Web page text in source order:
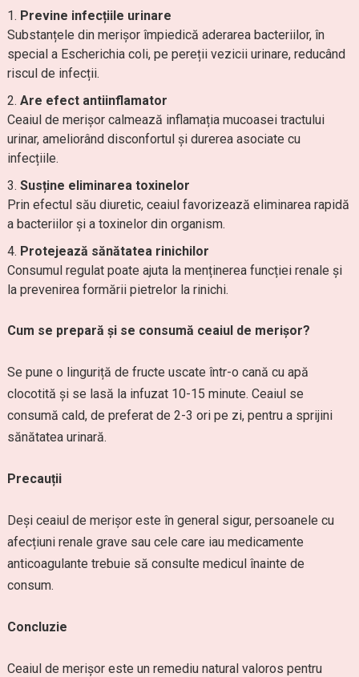
Previne infecțiile urinare
Substanțele din merișor împiedică aderarea bacteriilor, în
special a Escherichia coli, pe pereții vezicii urinare, reducând
riscul de infecții.
Are efect antiinflamator
Ceaiul de merișor calmează inflamația mucoasei tractului
urinar, ameliorând disconfortul și durerea asociate cu
infecțiile.
Susține eliminarea toxinelor
Prin efectul său diuretic, ceaiul favorizează eliminarea rapidă
a bacteriilor și a toxinelor din organism.
Protejează sănătatea rinichilor
Consumul regulat poate ajuta la menținerea funcției renale și
la prevenirea formării pietrelor la rinichi.
Cum se prepară și se consumă ceaiul de merișor?
Se pune o linguriță de fructe uscate într-o cană cu apă
clocotită și se lasă la infuzat 10-15 minute. Ceaiul se
consumă cald, de preferat de 2-3 ori pe zi, pentru a sprijini
sănătatea urinară.
Precauții
Deși ceaiul de merișor este în general sigur, persoanele cu
afecțiuni renale grave sau cele care iau medicamente
anticoagulante trebuie să consulte medicul înainte de
consum.
Concluzie
Ceaiul de merișor este un remediu natural valoros pentru